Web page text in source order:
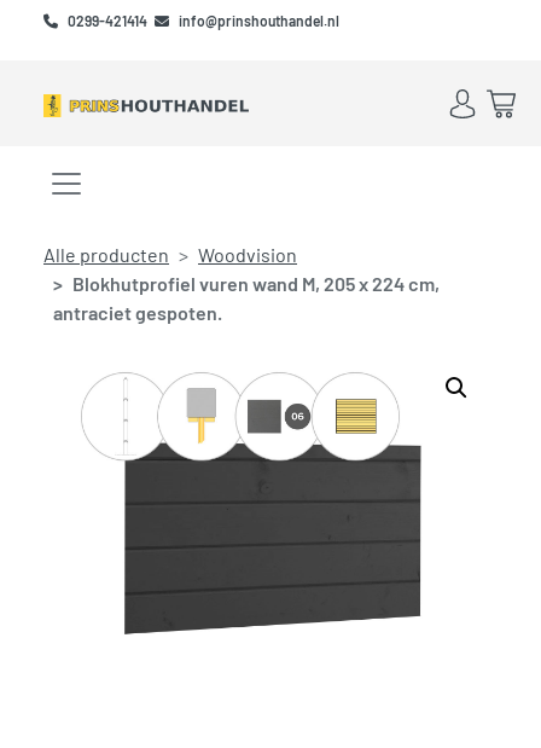
Skip to main content
Skip to footer
0299-421414 info@prinshouthandel.nl
Account
Menu openen/sluiten
Alle producten
Woodvision
Blokhutprofiel vuren wand M, 205 x 224 cm,
antraciet gespoten.